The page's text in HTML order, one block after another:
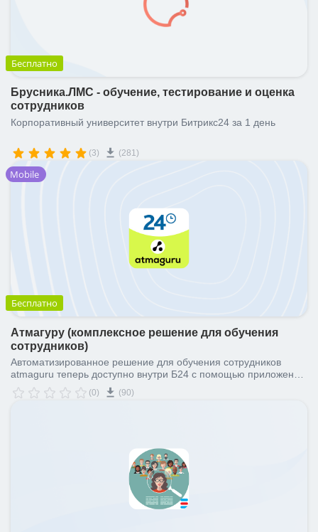
Бесплатно
Брусника.ЛМС - обучение, тестирование и оценка
сотрудников
Корпоративный университет внутри Битрикс24 за 1 день
(3) (281)
Mobile
Бесплатно
Атмагуру (комплексное решение для обучения
сотрудников)
Автоматизированное решение для обучения сотрудников
atmaguru теперь доступно внутри Б24 с помощью приложения
интеграции: быстрая адаптация, переобучение,
принудительное обновление знаний в головах, уведомления,
(0) (90)